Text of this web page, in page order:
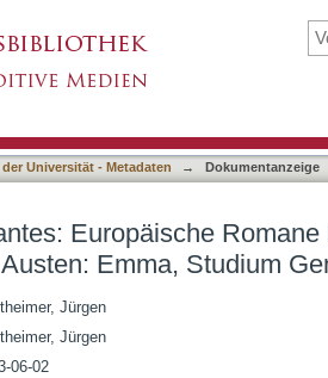
bis zum 20. Jahrhundert –
Universität - Metadaten → Dokumentanzeige
Europäische Romane
Emma, Studium
Jürgen
Jürgen
06-02